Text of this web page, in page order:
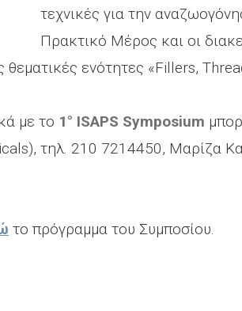
τεχνικές για την
Πρακτικό Μέρος και οι
θεματικές ενότητες «Fillers,
με το 1° ISAPS Symposium
τηλ. 210 7214450, Μαρίζα
το πρόγραμμα του Συμποσίου.